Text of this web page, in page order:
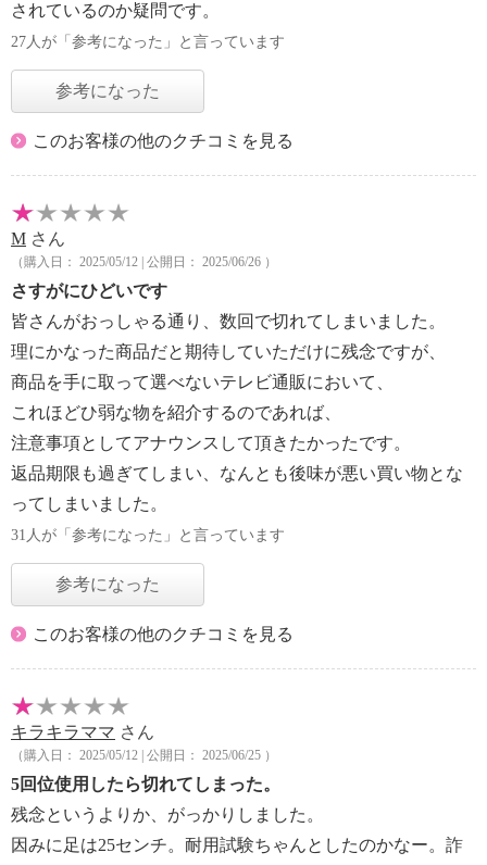
されているのか疑問です。
27人が「参考になった」と言っています
参考になった
このお客様の他のクチコミを見る
M さん
（購入日： 2025/05/12 | 公開日： 2025/06/26 ）
さすがにひどいです
皆さんがおっしゃる通り、数回で切れてしまいました。
理にかなった商品だと期待していただけに残念ですが、
商品を手に取って選べないテレビ通販において、
これほどひ弱な物を紹介するのであれば、
注意事項としてアナウンスして頂きたかったです。
返品期限も過ぎてしまい、なんとも後味が悪い買い物とな
ってしまいました。
31人が「参考になった」と言っています
参考になった
このお客様の他のクチコミを見る
キラキラママ さん
（購入日： 2025/05/12 | 公開日： 2025/06/25 ）
5回位使用したら切れてしまった。
残念というよりか、がっかりしました。
因みに足は25センチ。耐用試験ちゃんとしたのかなー。詐